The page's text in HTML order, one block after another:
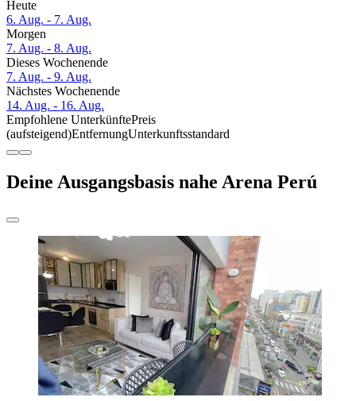
Heute
6. Aug. - 7. Aug.
Morgen
7. Aug. - 8. Aug.
Dieses Wochenende
7. Aug. - 9. Aug.
Nächstes Wochenende
14. Aug. - 16. Aug.
Empfohlene UnterkünftePreis
(aufsteigend)EntfernungUnterkunftsstandard
Deine Ausgangsbasis nahe Arena Perú